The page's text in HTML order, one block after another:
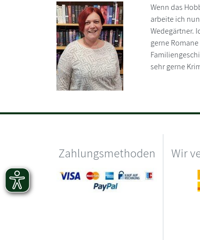
Wenn das
arbeite ich
Wedegärtner.
gerne
sehr gerne
Zahlungsmethoden Wir